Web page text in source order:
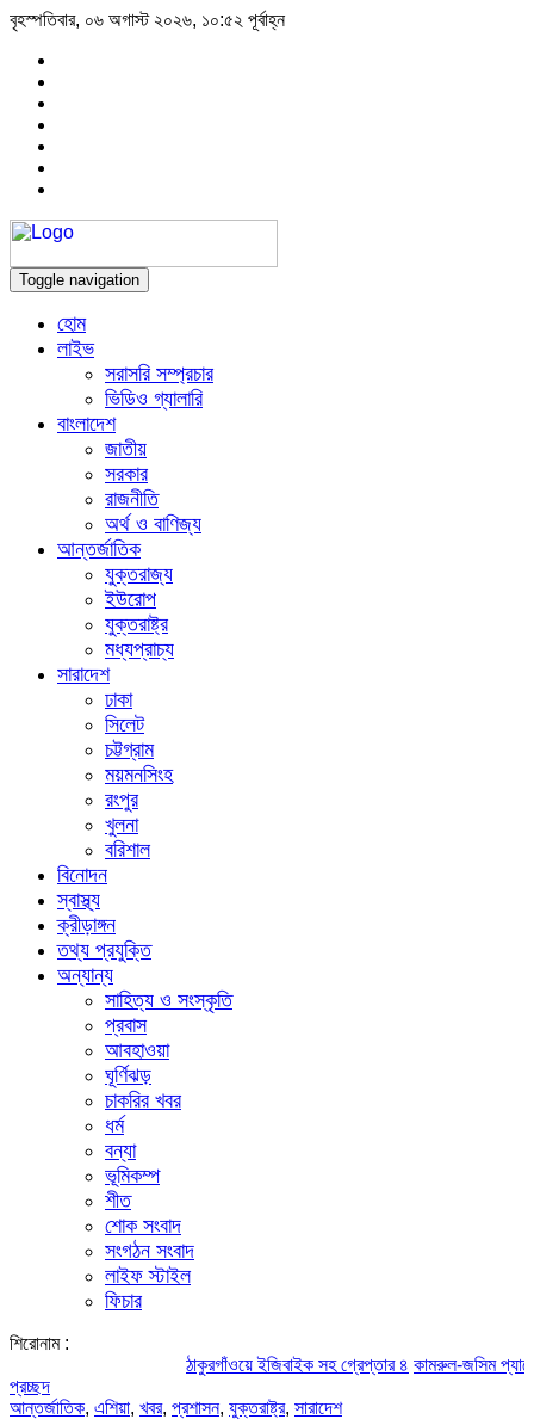
বৃহস্পতিবার, ০৬ অগাস্ট ২০২৬, ১০:৫২ পূর্বাহ্ন
Toggle navigation
হোম
লাইভ
সরাসরি সম্প্রচার
ভিডিও গ্যালারি
বাংলাদেশ
জাতীয়
সরকার
রাজনীতি
অর্থ ও বাণিজ্য
আন্তর্জাতিক
যুক্তরাজ্য
ইউরোপ
যুক্তরাষ্ট্র
মধ্যপ্রাচ্য
সারাদেশ
ঢাকা
সিলেট
চট্টগ্রাম
ময়মনসিংহ
রংপুর
খুলনা
বরিশাল
বিনোদন
স্বাস্থ্য
ক্রীড়াঙ্গন
তথ্য প্রযুক্তি
অন্যান্য
সাহিত্য ও সংস্কৃতি
প্রবাস
আবহাওয়া
ঘূর্ণিঝড়
চাকরির খবর
ধর্ম
বন্যা
ভূমিকম্প
শীত
শোক সংবাদ
সংগঠন সংবাদ
লাইফ স্টাইল
ফিচার
শিরোনাম :
ঠাকুরগাঁওয়ে ইজিবাইক সহ গ্রেপ্তার ৪ কামরুল-জসিম প্যানেলের
প্রচ্ছদ
আন্তর্জাতিক, এশিয়া, খবর, প্রশাসন, যুক্তরাষ্ট্র, সারাদেশ